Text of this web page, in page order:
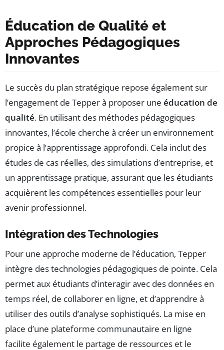
Éducation de Qualité et
Approches Pédagogiques
Innovantes
Le succès du plan stratégique repose également sur
l’engagement de Tepper à proposer une éducation de
qualité. En utilisant des méthodes pédagogiques
innovantes, l’école cherche à créer un environnement
propice à l’apprentissage approfondi. Cela inclut des
études de cas réelles, des simulations d’entreprise, et
un apprentissage pratique, assurant que les étudiants
acquièrent les compétences essentielles pour leur
avenir professionnel.
Intégration des Technologies
Pour une approche moderne de l’éducation, Tepper
intègre des technologies pédagogiques de pointe. Cela
permet aux étudiants d’interagir avec des données en
temps réel, de collaborer en ligne, et d’apprendre à
utiliser des outils d’analyse sophistiqués. La mise en
place d’une plateforme communautaire en ligne
facilite également le partage de ressources et le